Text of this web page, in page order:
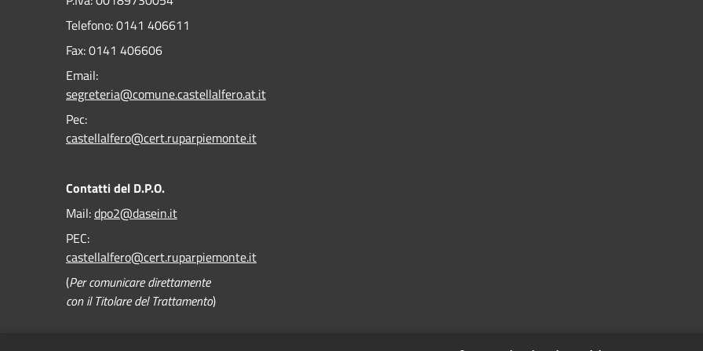
Telefono:0141 406611
Fax:0141 406606
Email:
segreteria@comune.castellalfero.at.it
Pec:
castellalfero@cert.ruparpiemonte.it
Contatti del D.P.O.
Mail:dpo2@dasein.it
PEC:
castellalfero@cert.ruparpiemonte.it
(Per comunicare direttamente
con il Titolare del Trattamento)